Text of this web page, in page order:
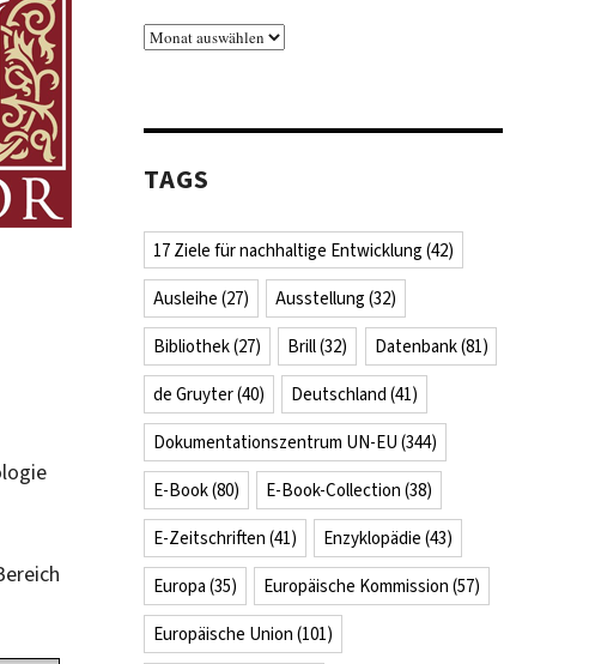
Archiv
TAGS
17 Ziele für nachhaltige Entwicklung (42)
Ausleihe (27) Ausstellung (32)
Bibliothek(27) Brill(32) Datenbank(81)
de Gruyter(40) Deutschland (41)
Dokumentationszentrum UN-EU (344)
E-Book(80) E-Book-Collection (38)
E-Zeitschriften (41) Enzyklopädie (43)
Europa (35) Europäische Kommission (57)
Europäische Union (101)